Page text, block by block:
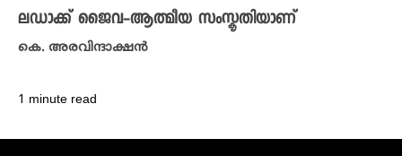
ലഡാക്ക് ജൈവ-ആത്മീയ സംസ്കൃതിയാണ്
കെ. അരവിന്ദാക്ഷൻ
1 minute read